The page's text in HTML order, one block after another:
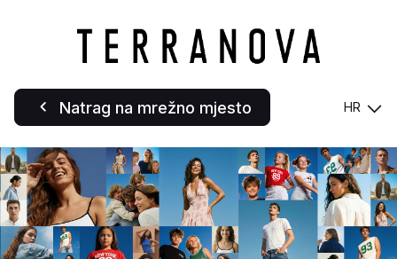
Natrag na mrežno mjesto HR